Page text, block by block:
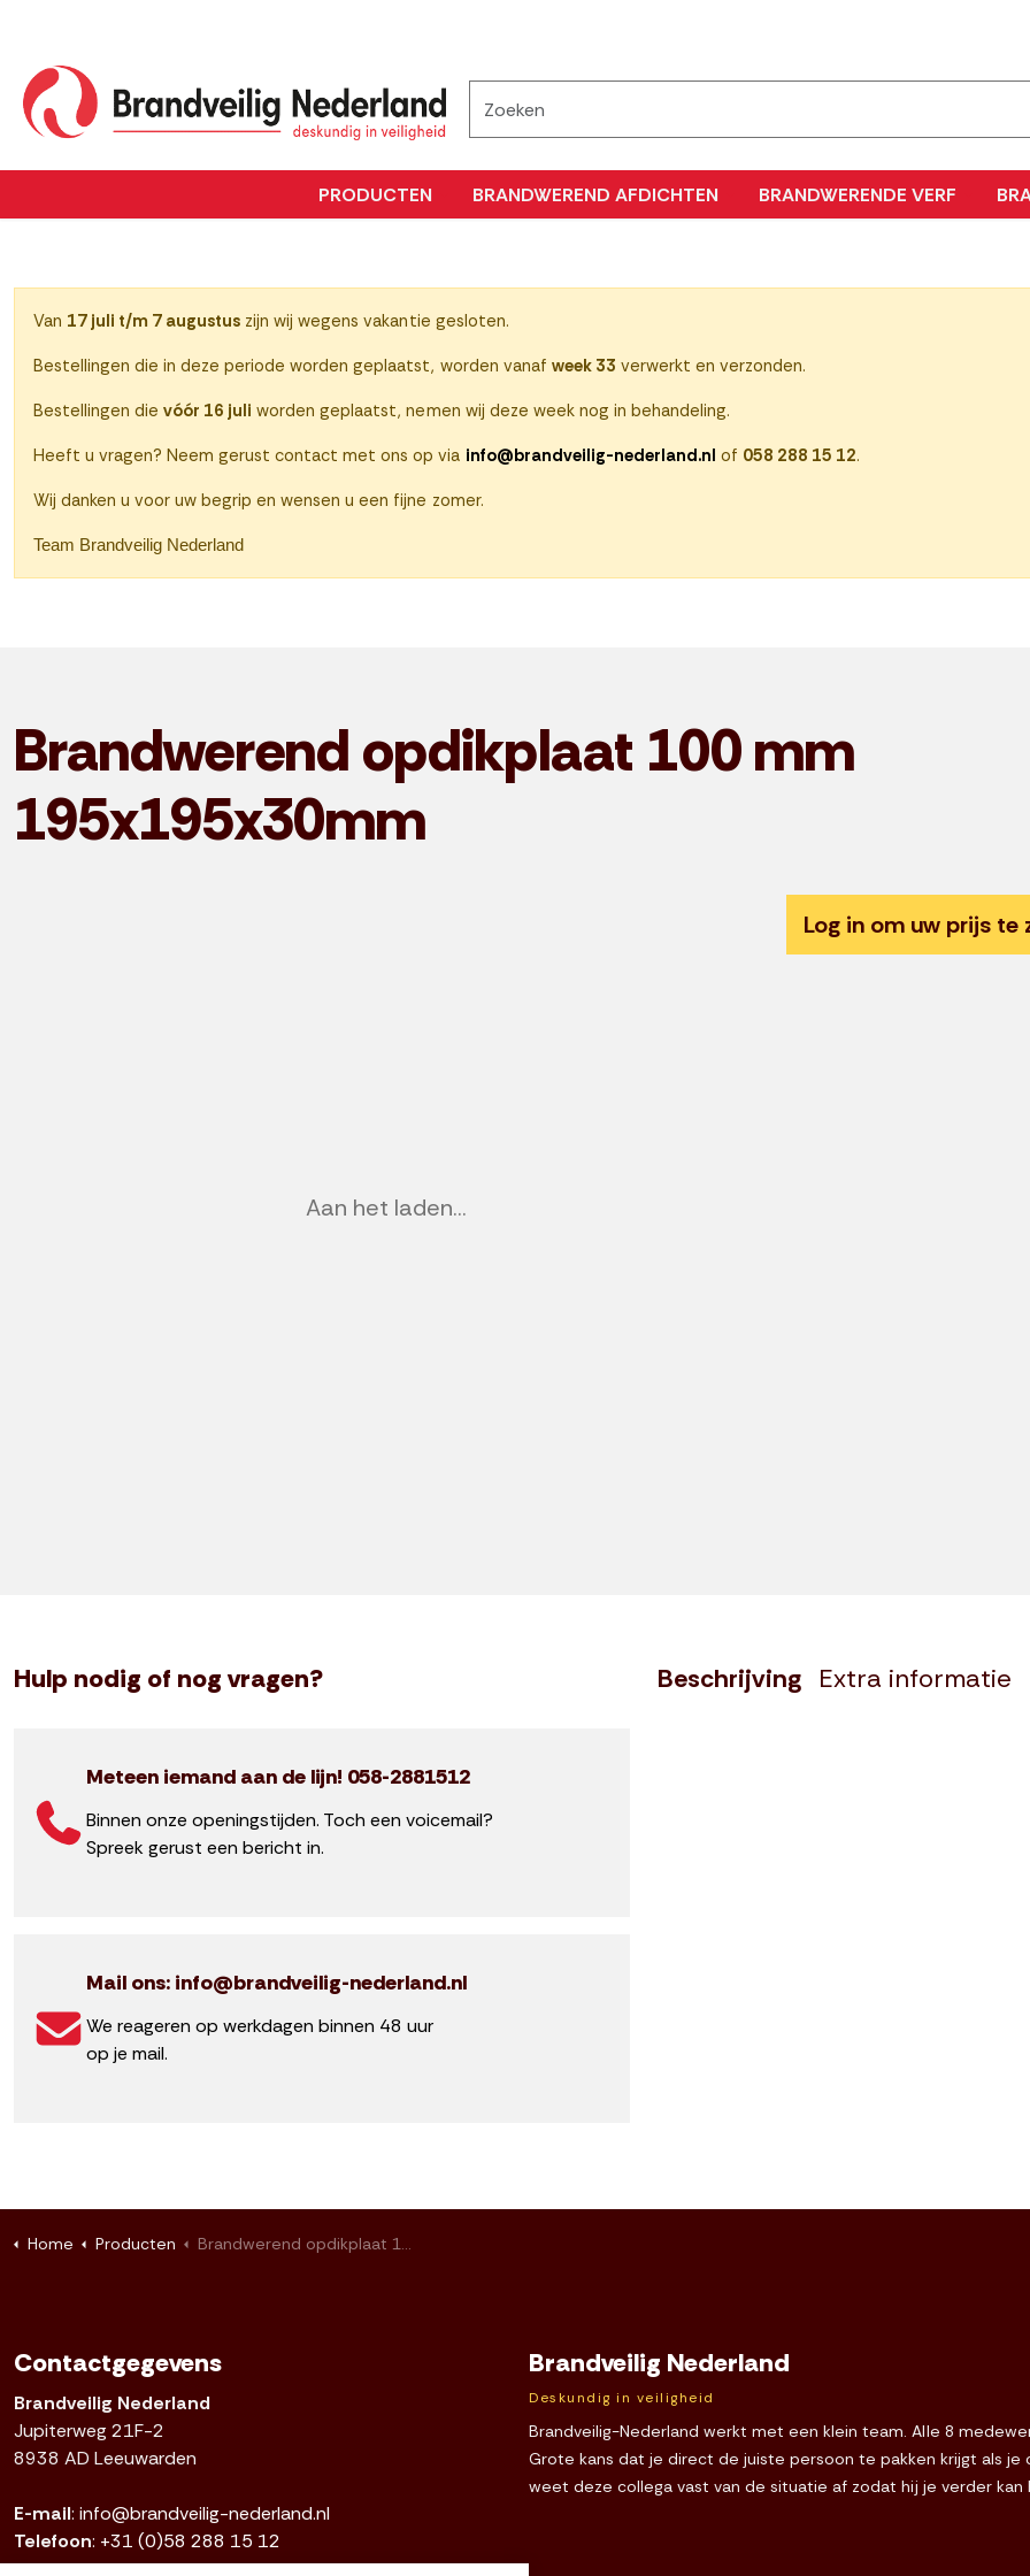
PRODUCTEN BRANDWEREND AFDICHTEN BRANDWERENDE VERF
Van 17 juli t/m 7 augustus zijn wij wegens vakantie gesloten.
Bestellingen die in deze periode worden geplaatst, worden vanaf week 33 verwerkt en verzonden.
Bestellingen dievóór 16 juli worden geplaatst, nemen wij deze week nog in behandeling.
Heeft u vragen? Neem gerust contact met ons op via info@brandveilig-nederland.nl of 058 288 15 12.
Wij danken u voor uw begrip en wensen u een fijne zomer.
Team Brandveilig Nederland
Brandwerend opdikplaat 100 mm
195x195x30mm
Aan het laden...
Log in om uw prijs te
Hulp nodig of nog vragen?
Meteen iemand aan de lijn! 058-2881512
Binnen onze openingstijden. Toch een voicemail?
Spreek gerust een bericht in.
Mail ons: info@brandveilig-nederland.nl
We reageren op werkdagen binnen 48 uur
op je mail.
Beschrijving Extra informatie
Home Producten Brandwerend opdikplaat 100 mm 195x195x30mm
Contactgegevens
Brandveilig Nederland
Jupiterweg 21F-2
8938 AD Leeuwarden
E-mail:info@brandveilig-nederland.nl
Telefoon: +31 (0)58 288 15 12
Brandveilig Nederland
Deskundig in veiligheid
Brandveilig-Nederland werkt met een klein team. Alle 8
Grote kans dat je direct de juiste persoon te pakken krijgt als
weet deze collega vast van de situatie af zodat hij je verder kan